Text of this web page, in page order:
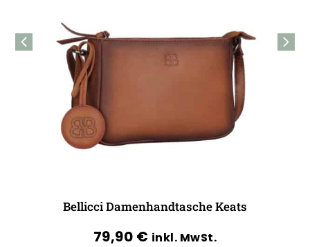
Bellicci Damenhandtasche Keats
79,90 € inkl. MwSt.